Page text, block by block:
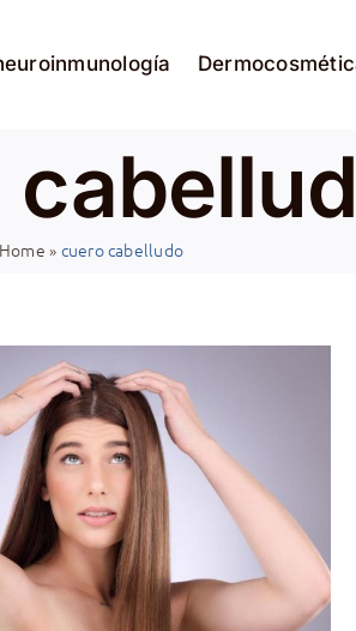
Home » cuero cabelludo